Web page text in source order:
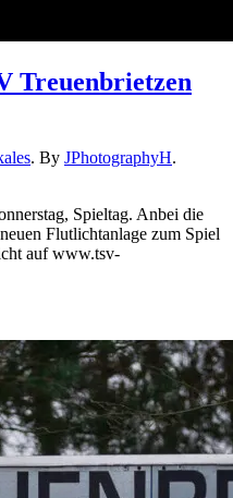
Treuenbrietzen
. By JPhotographyH.
Spieltag. Anbei die
Flutlichtanlage zum Spiel
auf www.tsv-